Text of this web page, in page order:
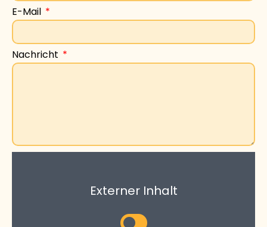
E-Mail
Nachricht
Externer Inhalt